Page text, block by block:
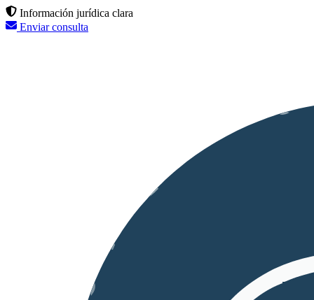
Información jurídica clara
Enviar consulta